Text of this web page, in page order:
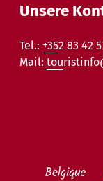
Unsere
Tel.: +352 83 42
Mail: